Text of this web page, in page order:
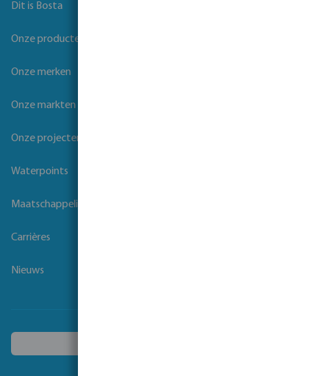
Dit is Bosta
Onze producten
Onze merken
Onze markten
Onze projecten
Waterpoints
Maatschappelijk verantwoord ondernemen
Carrières
Nieuws